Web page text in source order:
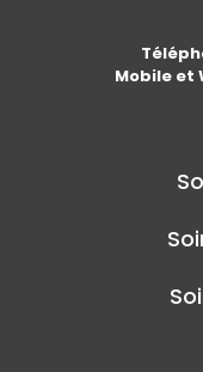
Mobile et